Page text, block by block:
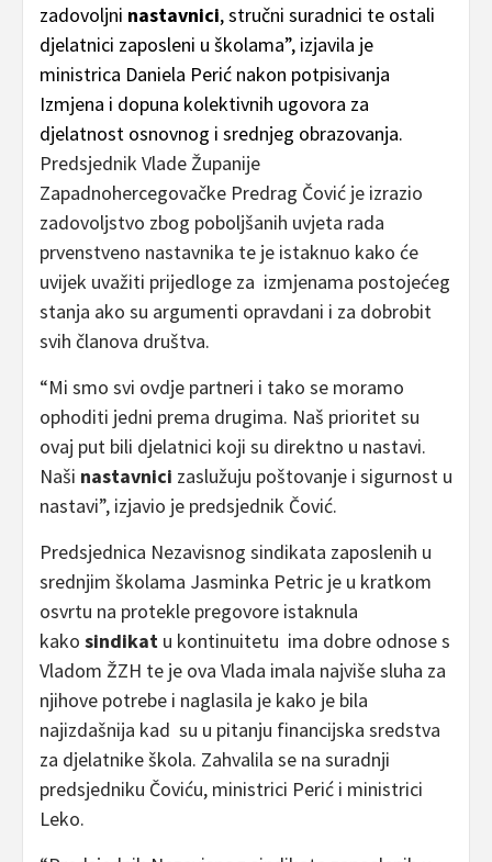
zadovoljni nastavnici, stručni suradnici te ostali
djelatnici zaposleni u školama”, izjavila je
ministrica Daniela Perić nakon potpisivanja
Izmjena i dopuna kolektivnih ugovora za
djelatnost osnovnog i srednjeg obrazovanja.
Predsjednik Vlade Županije
Zapadnohercegovačke Predrag Čović je izrazio
zadovoljstvo zbog poboljšanih uvjeta rada
prvenstveno nastavnika te je istaknuo kako će
uvijek uvažiti prijedloge za izmjenama postojećeg
stanja ako su argumenti opravdani i za dobrobit
svih članova društva.
“Mi smo svi ovdje partneri i tako se moramo
ophoditi jedni prema drugima. Naš prioritet su
ovaj put bili djelatnici koji su direktno u nastavi.
Naši nastavnici zaslužuju poštovanje i sigurnost u
nastavi”, izjavio je predsjednik Čović.
Predsjednica Nezavisnog sindikata zaposlenih u
srednjim školama Jasminka Petric je u kratkom
osvrtu na protekle pregovore istaknula
kako sindikat u kontinuitetu ima dobre odnose s
Vladom ŽZH te je ova Vlada imala najviše sluha za
njihove potrebe i naglasila je kako je bila
najizdašnija kad su u pitanju financijska sredstva
za djelatnike škola. Zahvalila se na suradnji
predsjedniku Čoviću, ministrici Perić i ministrici
Leko.